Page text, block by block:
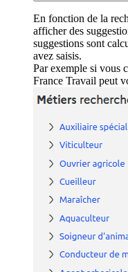
En fonction de la
afficher des
suggestions sont
avez saisis.
Par exemple si vous
France Travail peut